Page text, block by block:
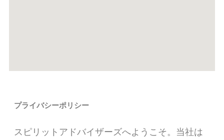
プライバシーポリシー
スピリットアドバイザーズへようこそ。当社は